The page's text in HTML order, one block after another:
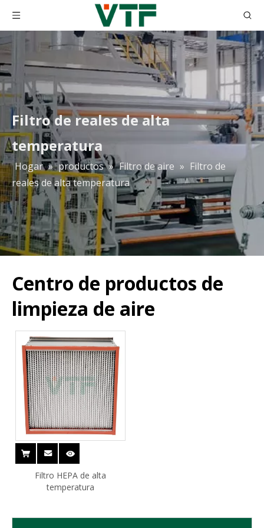
Filtro de reales de alta
temperatura
Hogar » productos » Filtro de aire » Filtro de
reales de alta temperatura
Centro de productos de
limpieza de aire
Filtro HEPA de alta
temperatura